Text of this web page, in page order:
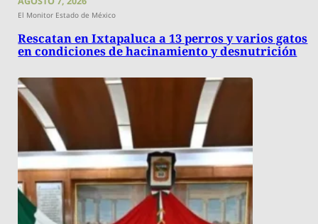
El Monitor Estado de México
Rescatan en Ixtapaluca a 13 perros y varios gatos
en condiciones de hacinamiento y desnutrición